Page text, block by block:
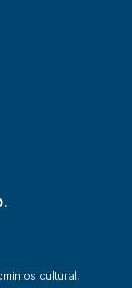
cultural,